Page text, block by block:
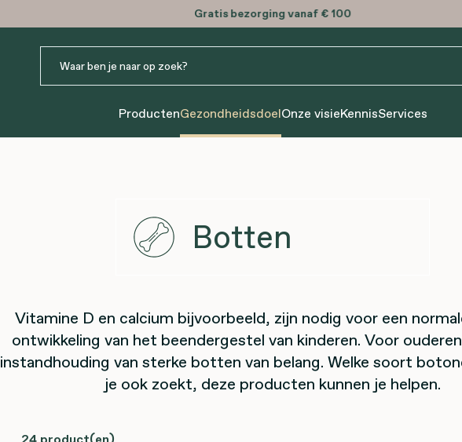
Gratisbezorging vanaf € 100
ProductenGezondheidsdoelOnze visieKennisServices
Botten
Vitamine D en calcium bijvoorbeeld, zijn nodig voor een
ontwikkeling van het beendergestel van kinderen. Voor
instandhouding van sterke botten van belang. Welke soort
je ook zoekt, deze producten kunnen je helpen.